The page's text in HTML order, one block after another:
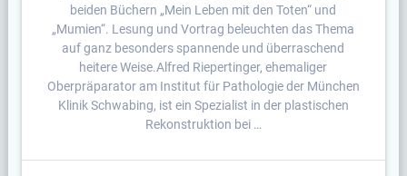
beiden Büchern „Mein Leben mit den Toten“ und
„Mumien“. Lesung und Vortrag beleuchten das Thema
auf ganz besonders spannende und überraschend
heitere Weise.Alfred Riepertinger, ehemaliger
Oberpräparator am Institut für Pathologie der München
Klinik Schwabing, ist ein Spezialist in der plastischen
Rekonstruktion bei …